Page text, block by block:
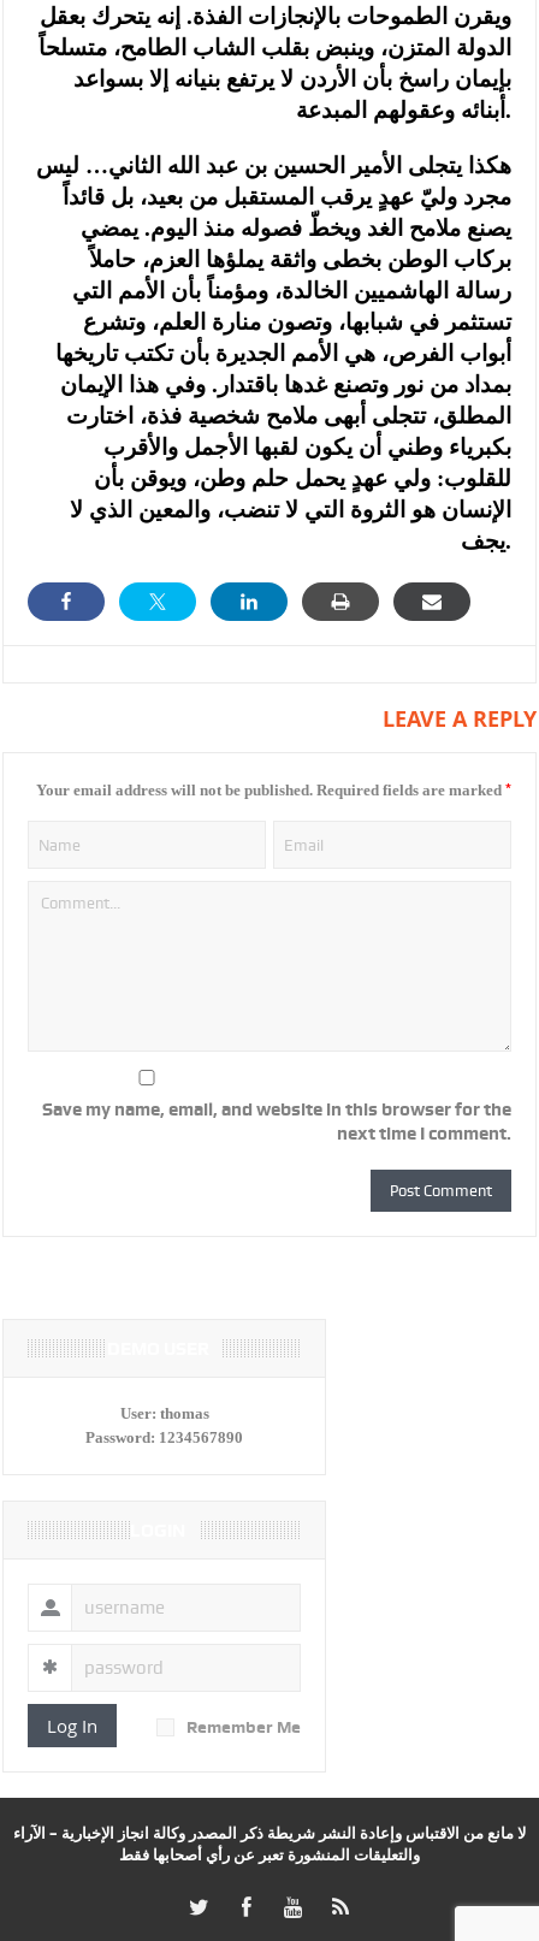
ويقرن الطموحات بالإنجازات الفذة. إنه يتحرك بعقل
الدولة المتزن، وينبض بقلب الشاب الطامح، متسلحاً
بإيمان راسخ بأن الأردن لا يرتفع بنيانه إلا بسواعد
أبنائه وعقولهم المبدعة.
هكذا يتجلى الأمير الحسين بن عبد الله الثاني… ليس
مجرد وليّ عهدٍ يرقب المستقبل من بعيد، بل قائداً
يصنع ملامح الغد ويخطّ فصوله منذ اليوم. يمضي
بركاب الوطن بخطى واثقة يملؤها العزم، حاملاً
رسالة الهاشميين الخالدة، ومؤمناً بأن الأمم التي
تستثمر في شبابها، وتصون منارة العلم، وتشرع
أبواب الفرص، هي الأمم الجديرة بأن تكتب تاريخها
بمداد من نور وتصنع غدها باقتدار. وفي هذا الإيمان
المطلق، تتجلى أبهى ملامح شخصية فذة، اختارت
بكبرياء وطني أن يكون لقبها الأجمل والأقرب
للقلوب: ولي عهدٍ يحمل حلم وطن، ويوقن بأن
الإنسان هو الثروة التي لا تنضب، والمعين الذي لا
يجف.
LEAVE A REPLY
Your email address will not be published. Required fields are marked *
Save my name, email, and website in this browser for the
next time I comment.
User: thomas
Password: 1234567890
Log In Remember Me
لا مانع من الاقتباس وإعادة النشر شريطة ذكر المصدر وكالة انجاز الإخبارية – الآراء
والتعليقات المنشورة تعبر عن رأي أصحابها فقط